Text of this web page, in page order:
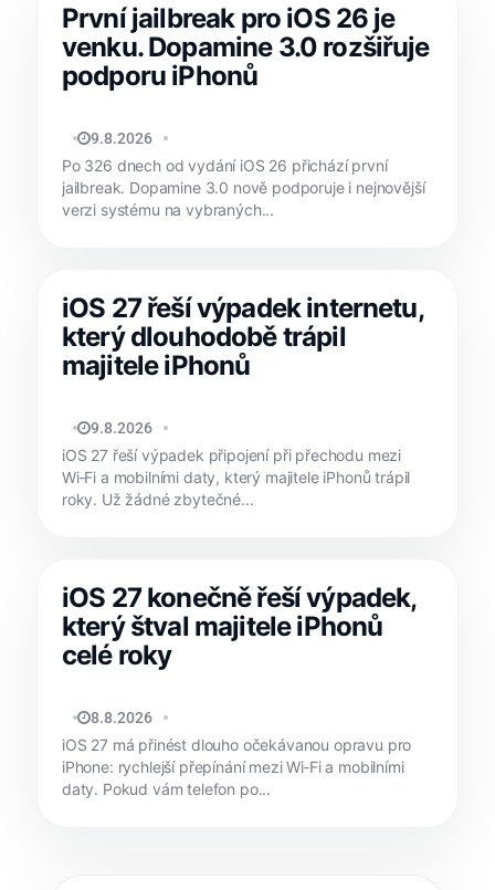
První jailbreak pro iOS 26 je
venku. Dopamine 3.0 rozšiřuje
podporu iPhonů
MATYÁŠ KOZÁK
9.8.2026
Po 326 dnech od vydání iOS 26 přichází první
jailbreak. Dopamine 3.0 nově podporuje i nejnovější
verzi systému na vybraných...
iOS 27 řeší výpadek internetu,
který dlouhodobě trápil
majitele iPhonů
MATYÁŠ KOZÁK
9.8.2026
iOS 27 řeší výpadek připojení při přechodu mezi
Wi‑Fi a mobilními daty, který majitele iPhonů trápil
roky. Už žádné zbytečné...
iOS 27 konečně řeší výpadek,
který štval majitele iPhonů
celé roky
JAN HOLEŠ
8.8.2026
iOS 27 má přinést dlouho očekávanou opravu pro
iPhone: rychlejší přepínání mezi Wi‑Fi a mobilními
daty. Pokud vám telefon po...